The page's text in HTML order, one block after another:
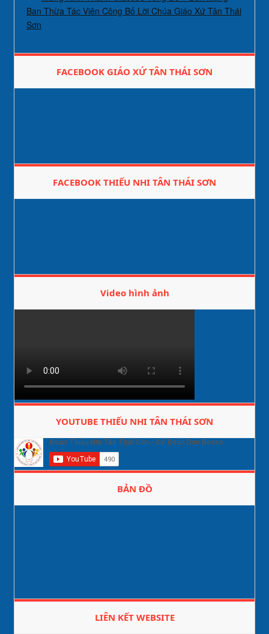
Ban Thừa Tác Viên Công Bố Lời Chúa Giáo Xứ Tân Thái
Sơn
FACEBOOK GIÁO XỨ TÂN THÁI SƠN
FACEBOOK THIẾU NHI TÂN THÁI SƠN
Video hình ảnh
YOUTUBE THIẾU NHI TÂN THÁI SƠN
BẢN ĐỒ
LIÊN KẾT WEBSITE